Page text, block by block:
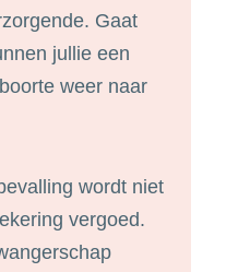
Gaat
jullie een
weer naar
wordt niet
vergoed.